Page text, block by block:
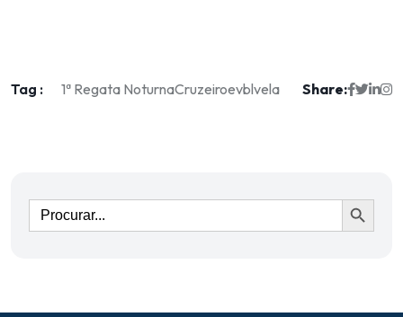
Tag : 1ª Regata NoturnaCruzeiroevblvela Share:
Ir